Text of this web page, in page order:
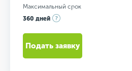
Максимальный срок
360 дней
Подать заявку